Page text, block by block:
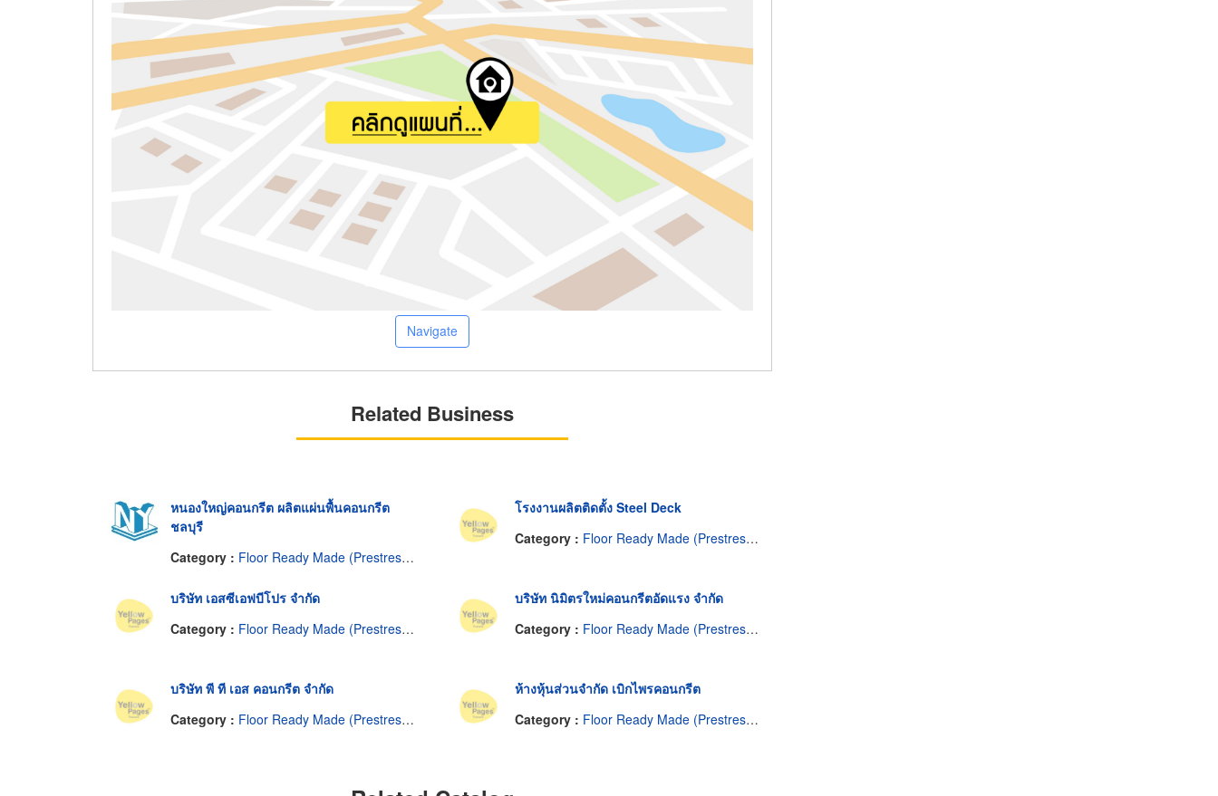
Navigate
Related Business
หนองใหญ่คอนกรีต ผลิตแผ่นพื้นคอนกรีต
ชลบุรี
Category : Floor Ready Made (Prestressed Concrete)
โรงงานผลิตติดตั้ง Steel Deck
Category : Floor Ready Made (Prestressed Concrete)
บริษัท เอสซีเอฟบีโปร จำกัด
Category : Floor Ready Made (Prestressed Concrete)
บริษัท นิมิตรใหม่คอนกรีตอัดแรง จำกัด
Category : Floor Ready Made (Prestressed Concrete)
บริษัท พี ที เอส คอนกรีต จำกัด
Category : Floor Ready Made (Prestressed Concrete)
ห้างหุ้นส่วนจำกัด เบิกไพรคอนกรีต
Category : Floor Ready Made (Prestressed Concrete)